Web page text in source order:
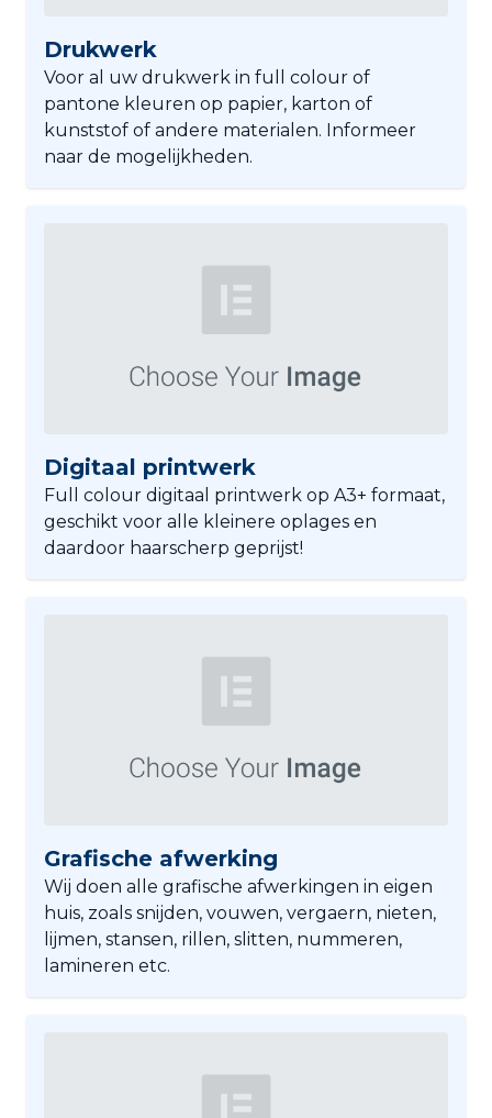
Drukwerk
Voor al uw drukwerk in full colour of
pantone kleuren op papier, karton of
kunststof of andere materialen. Informeer
naar de mogelijkheden.
Digitaal printwerk
Full colour digitaal printwerk op A3+ formaat,
geschikt voor alle kleinere oplages en
daardoor haarscherp geprijst!
Grafische afwerking
Wij doen alle grafische afwerkingen in eigen
huis, zoals snijden, vouwen, vergaern, nieten,
lijmen, stansen, rillen, slitten, nummeren,
lamineren etc.